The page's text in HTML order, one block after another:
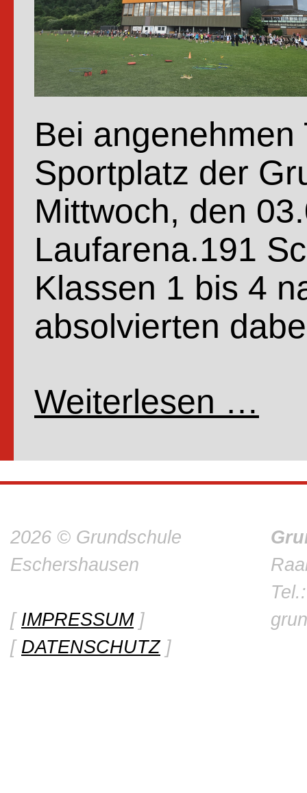
Bei
Sportplatz der
Mittwoch, den
Laufarena.191
Klassen 1 bis 4
absolvierten
Weiterlesen …
2026 © Grundschule
Eschershausen
[ IMPRESSUM]
[ DATENSCHUTZ]